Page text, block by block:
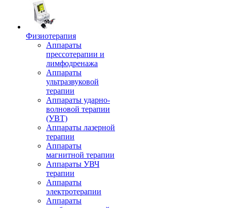
Физиотерапия
Аппараты
прессотерапии и
лимфодренажа
Аппараты
ультразвуковой
терапии
Аппараты ударно-
волновой терапии
(УВТ)
Аппараты лазерной
терапии
Аппараты
магнитной терапии
Аппараты УВЧ
терапии
Аппараты
электротерапии
Аппараты